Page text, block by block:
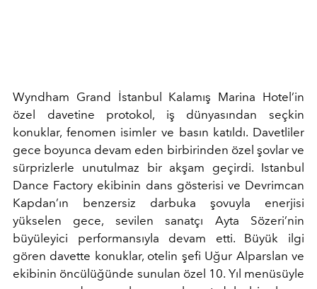
Wyndham Grand İstanbul Kalamış Marina Hotel’in
özel davetine protokol, iş dünyasından seçkin
konuklar, fenomen isimler ve basın katıldı. Davetliler
gece boyunca devam eden birbirinden özel şovlar ve
sürprizlerle unutulmaz bir akşam geçirdi. Istanbul
Dance Factory ekibinin dans gösterisi ve Devrimcan
Kapdan’ın benzersiz darbuka şovuyla enerjisi
yükselen gece, sevilen sanatçı Ayta Sözeri’nin
büyüleyici performansıyla devam etti. Büyük ilgi
gören davette konuklar, otelin şefi Uğur Alparslan ve
ekibinin öncülüğünde sunulan özel 10. Yıl menüsüyle